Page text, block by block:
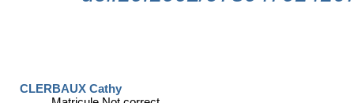
CLERBAUX Cathy